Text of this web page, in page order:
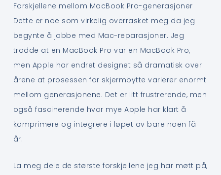
Forskjellene mellom MacBook Pro-generasjoner
Dette er noe som virkelig overrasket meg da jeg
begynte å jobbe med Mac-reparasjoner. Jeg
trodde at en MacBook Pro var en MacBook Pro,
men Apple har endret designet så dramatisk over
årene at prosessen for skjermbytte varierer enormt
mellom generasjonene. Det er litt frustrerende, men
også fascinerende hvor mye Apple har klart å
komprimere og integrere i løpet av bare noen få
år.
La meg dele de største forskjellene jeg har møtt på,